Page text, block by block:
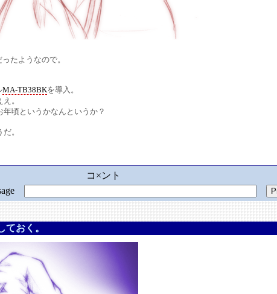
たようなので。
MA-TB38BKを導入。
。
頃というかなんというか？
。
コ×ント
ておく。